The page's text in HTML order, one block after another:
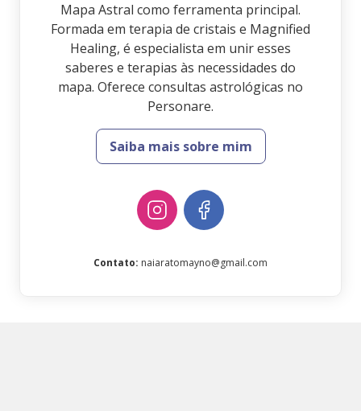
Mapa Astral como ferramenta principal.
Formada em terapia de cristais e Magnified
Healing, é especialista em unir esses
saberes e terapias às necessidades do
mapa. Oferece consultas astrológicas no
Personare.
Saiba mais sobre mim
Contato: naiaratomayno@gmail.com